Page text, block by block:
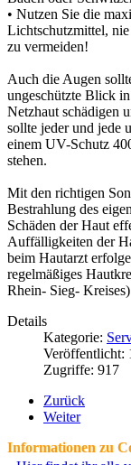
• Nutzen Sie die
Lichtschutzmittel,
zu vermeiden!
Auch die Augen
ungeschützte Blick
Netzhaut schädigen
sollte jeder und jede
einem UV-Schutz
stehen.
Mit den richtigen
Bestrahlung des
Schäden der Haut
Auffälligkeiten der
beim Hautarzt
regelmäßiges
Rhein- Sieg- Kreises)
Details
Kategorie:
Veröffentlicht:
Zugriffe: 917
Zurück
Weiter
Informationen zu